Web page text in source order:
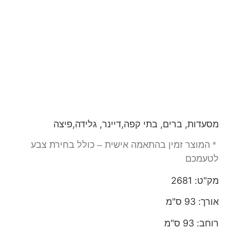
מסעדות, ברים, בתי קפה,דיינר, גלידה,פיצה
* המוצר זמין בהתאמה אישית – כולל בחירת צבע
לטעמכם
מק"ט: 2681
אורך: 93 ס"מ
רוחב: 93 ס"מ